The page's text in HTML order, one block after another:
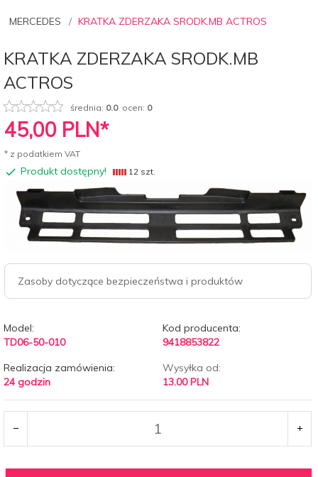
MERCEDES KRATKA ZDERZAKA SRODK.MB ACTROS
KRATKA ZDERZAKA SRODK.MB
ACTROS
średnia: 0.0ocen: 0
45,00 PLN*
* z podatkiem VAT
Produkt dostępny! 12 szt.
Zasoby dotyczące bezpieczeństwa i produktów
Model:
TD06-50-010
Kod producenta:
9418853822
Realizacja zamówienia:
24 godzin
Wysyłka od:
13.00 PLN